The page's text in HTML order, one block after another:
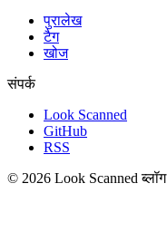
पुरालेख
टैग
खोज
संपर्क
Look Scanned
GitHub
RSS
© 2026 Look Scanned ब्लॉग